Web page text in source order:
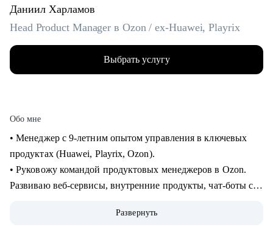
Даниил Харламов
Head Product Manager в Ozon / ex-Huawei, Playrix
Выбрать услугу
Обо мне
• Менеджер с 9-летним опытом управления в ключевых
продуктах (Huawei, Playrix, Ozon).
• Руковожу командой продуктовых менеджеров в Ozon.
Развиваю веб-сервисы, внутренние продукты, чат-боты с
• Внедряю использование данных, как продукт.
Развернуть